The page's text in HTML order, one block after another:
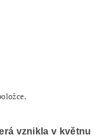
vznikla v květnu